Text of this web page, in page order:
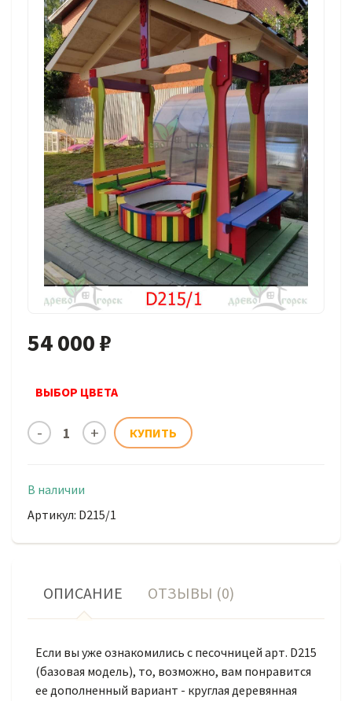
54 000 ₽
ВЫБОР ЦВЕТА
В наличии
Артикул: D215/1
ОПИСАНИЕ ОТЗЫВЫ (0)
Если вы уже ознакомились с песочницей арт. D215
(базовая модель), то, возможно, вам понравится
ее дополненный вариант - круглая деревянная